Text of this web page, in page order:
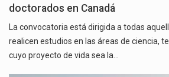
doctorados en Canadá
La convocatoria está dirigida a todas
realicen estudios en las áreas de ciencia,
cuyo proyecto de vida sea la…